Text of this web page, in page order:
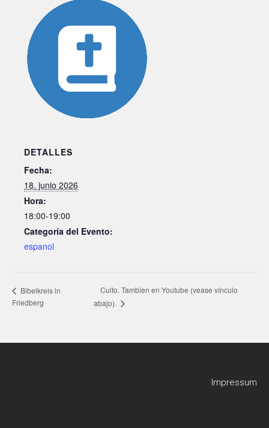
DETALLES
Fecha:
18. junio 2026
Hora:
18:00-19:00
Categoría del Evento:
espanol
Bibelkreis in
Friedberg
Culto. Tambien en Youtube (vease vínculo
abajo).
Impressum